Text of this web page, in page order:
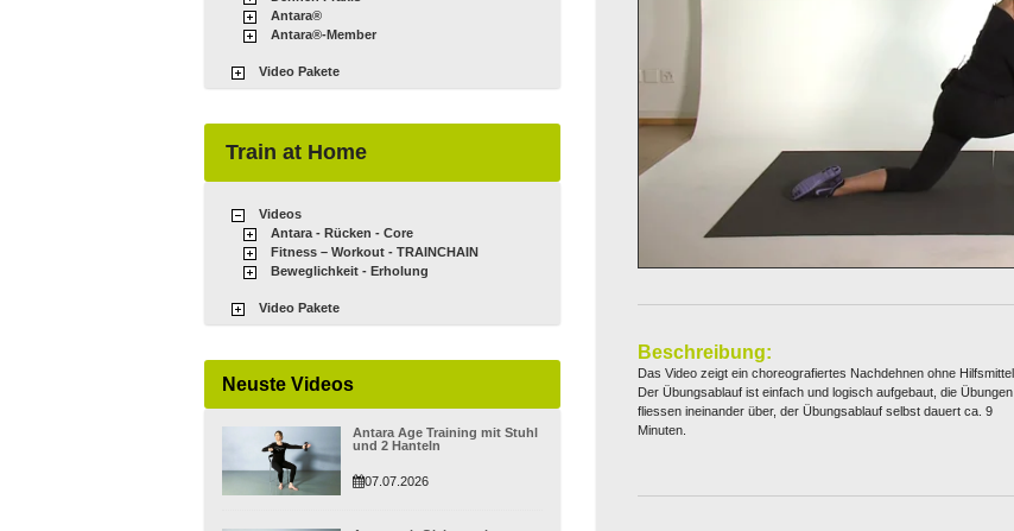
Antara®
Antara®-Member
Video Pakete
Train at Home
Videos
Antara - Rücken - Core
Fitness – Workout - TRAINCHAIN
Beweglichkeit - Erholung
Video Pakete
Neuste Videos
Antara Age Training mit Stuhl
und 2 Hanteln
07.07.2026
Beschreibung:
Das Video zeigt ein choreografiertes Nachdehnen ohne Hilfsmittel.
Der Übungsablauf ist einfach und logisch aufgebaut, die Übungen
fliessen ineinander über, der Übungsablauf selbst dauert ca. 9
Minuten.